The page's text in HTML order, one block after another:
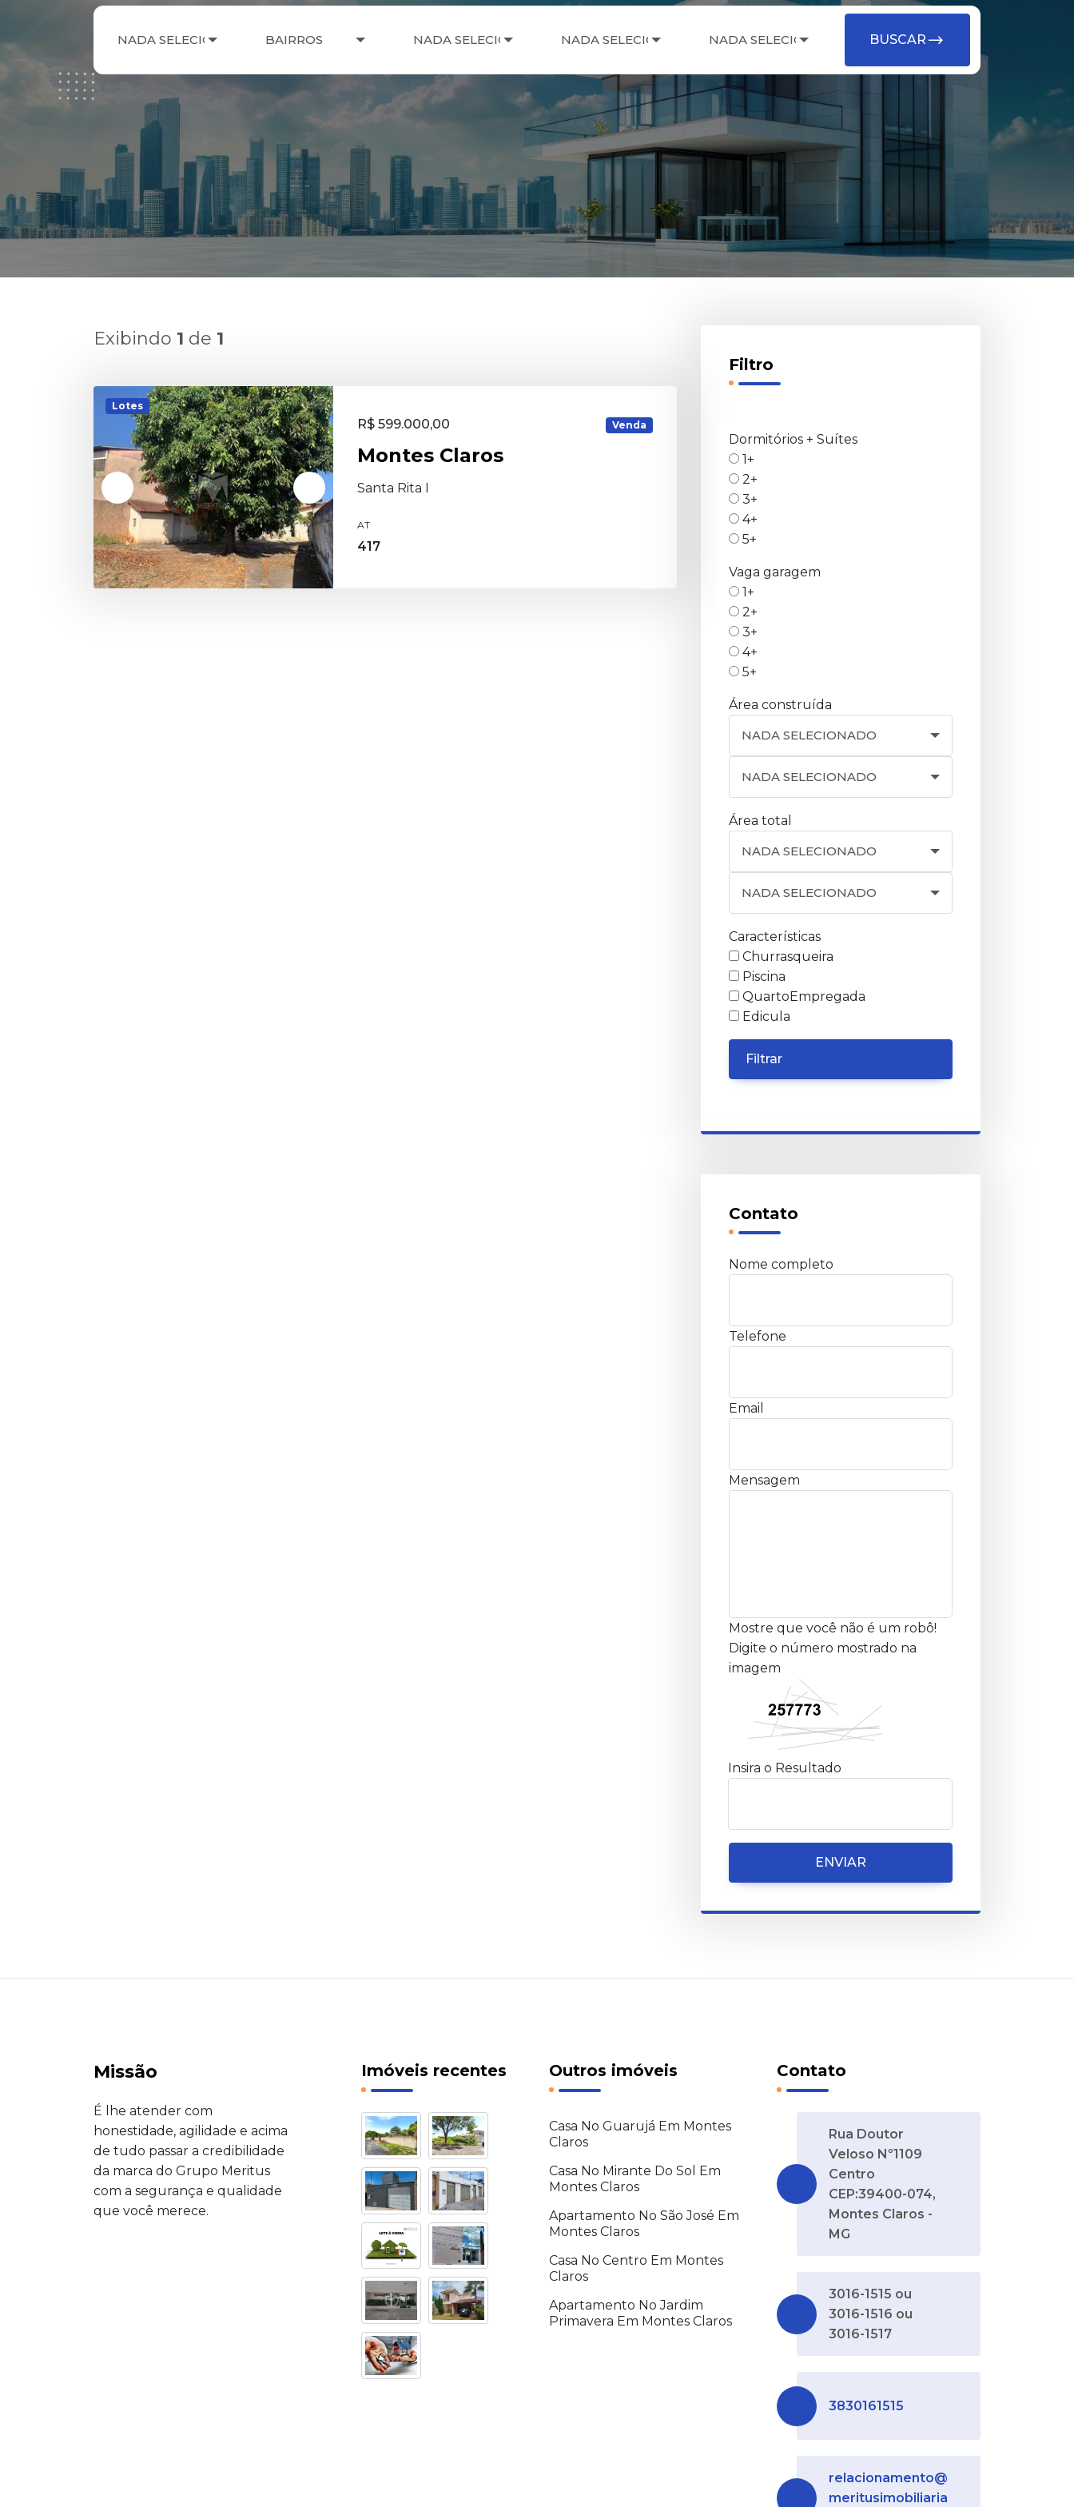
NADA SELECIONADO BAIRROS NADA SELECIONADO NADA SELECIONADO NADA SELECIONADO BUSCAR
Exibindo 1 de 1
Lotes
R$ 599.000,00 Venda
Montes Claros
Santa Rita I
AT
417
Filtro
Dormitórios + Suítes
1+
2+
3+
4+
5+
Vaga garagem
1+
2+
3+
4+
5+
Área construída
NADA SELECIONADO
NADA SELECIONADO
Área total
NADA SELECIONADO
NADA SELECIONADO
Características
Churrasqueira
Piscina
QuartoEmpregada
Edicula
Filtrar
Contato
Nome completo
Telefone
Email
Mensagem
Mostre que você não é um robô!
Digite o número mostrado na
imagem
Insira o Resultado
ENVIAR
Missão
É lhe atender com
honestidade, agilidade e acima
de tudo passar a credibilidade
da marca do Grupo Meritus
com a segurança e qualidade
que você merece.
Imóveis recentes Outros imóveis
Casa No Guarujá Em Montes
Claros
Casa No Mirante Do Sol Em
Montes Claros
Apartamento No São José Em
Montes Claros
Casa No Centro Em Montes
Claros
Apartamento No Jardim
Primavera Em Montes Claros
Contato
Rua Doutor
Veloso Nº1109
Centro
CEP:39400-074,
Montes Claros -
MG
3016-1515 ou
3016-1516 ou
3016-1517
3830161515
relacionamento@
meritusimobiliaria